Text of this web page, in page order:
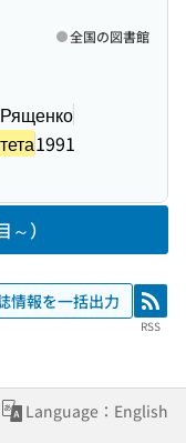
1991
全国の図書館
）
情報を一括出力 RSS
RSS
Language：English